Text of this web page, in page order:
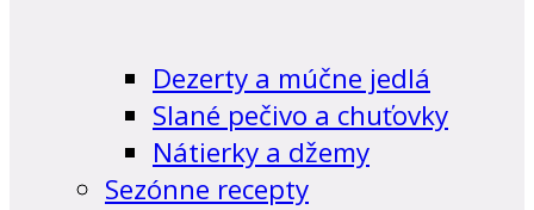
Dezerty a múčne jedlá
Slané pečivo a chuťovky
Nátierky a džemy
Sezónne recepty